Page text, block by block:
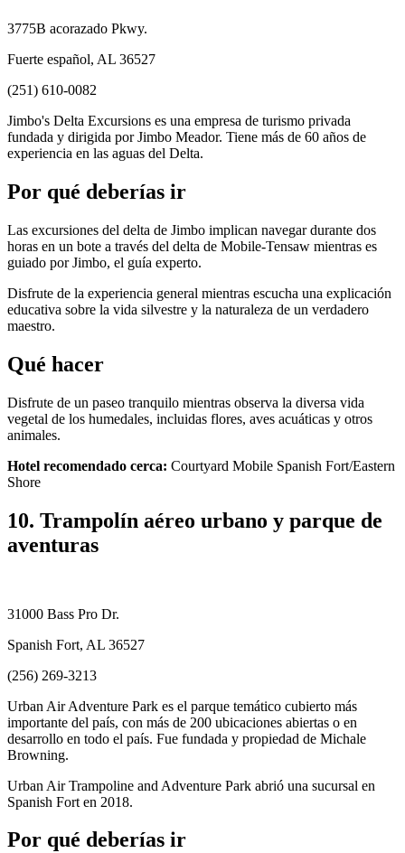
3775B acorazado Pkwy.
Fuerte español, AL 36527
(251) 610-0082
Jimbo's Delta Excursions es una empresa de turismo privada
fundada y dirigida por Jimbo Meador. Tiene más de 60 años de
experiencia en las aguas del Delta.
Por qué deberías ir
Las excursiones del delta de Jimbo implican navegar durante dos
horas en un bote a través del delta de Mobile-Tensaw mientras es
guiado por Jimbo, el guía experto.
Disfrute de la experiencia general mientras escucha una explicación
educativa sobre la vida silvestre y la naturaleza de un verdadero
maestro.
Qué hacer
Disfrute de un paseo tranquilo mientras observa la diversa vida
vegetal de los humedales, incluidas flores, aves acuáticas y otros
animales.
Hotel recomendado cerca: Courtyard Mobile Spanish Fort/Eastern
Shore
10. Trampolín aéreo urbano y parque de
aventuras
31000 Bass Pro Dr.
Spanish Fort, AL 36527
(256) 269-3213
Urban Air Adventure Park es el parque temático cubierto más
importante del país, con más de 200 ubicaciones abiertas o en
desarrollo en todo el país. Fue fundada y propiedad de Michale
Browning.
Urban Air Trampoline and Adventure Park abrió una sucursal en
Spanish Fort en 2018.
Por qué deberías ir